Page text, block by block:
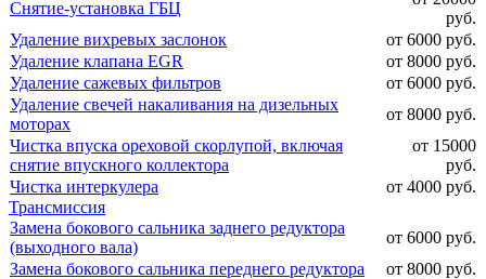
Снятие-установка ГБЦ
руб.
Удаление вихревых заслонок
от 6000 руб.
Удаление клапана EGR
от 8000 руб.
Удаление сажевых фильтров
от 6000 руб.
Удаление свечей накаливания на дизельных
моторах
от 8000 руб.
Чистка впуска ореховой скорлупой, включая
снятие впускного коллектора
от 15000
руб.
Чистка интеркулера
от 4000 руб.
Трансмиссия
Замена бокового сальника заднего редуктора
(выходного вала)
от 6000 руб.
Замена бокового сальника переднего редуктора
от 8000 руб.